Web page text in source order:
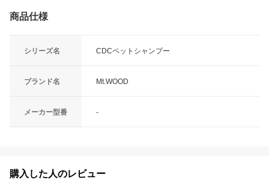
商品仕様
シリーズ名 CDCペットシャンプー
ブランド名 Mt.WOOD
メーカー型番 -
購入した人のレビュー